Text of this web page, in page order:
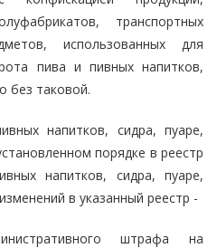
транспортных
использованных для
пива и пивных напитков,
без таковой.
напитков, сидра, пуаре,
порядке в реестр
напитков, сидра, пуаре,
в указанный реестр -
штрафа на